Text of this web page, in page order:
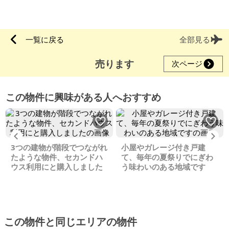
一覧に戻る 全部見る
売ります 次ページ
この物件に興味がある人へおすすめ
Previous
3つの建物が階段でつながれ
たような物件、セカンドハ
ウス利用にと購入しました
小屋やガレージ付き戸建
て、毎年の夏祭りでにぎわ
う味わいのある地域です
この物件と同じエリアの物件